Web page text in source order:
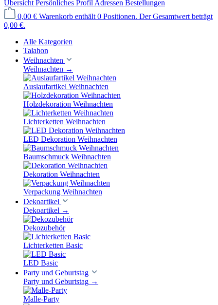
Übersicht Persönliches Profil Adressen Bestellungen
0,00 € Warenkorb enthält 0 Positionen. Der Gesamtwert beträgt
0,00 €.
Alle Kategorien
Talahon
Weihnachten
Weihnachten →
Auslaufartikel Weihnachten
Holzdekoration Weihnachten
Lichterketten Weihnachten
LED Dekoration Weihnachten
Baumschmuck Weihnachten
Dekoration Weihnachten
Verpackung Weihnachten
Dekoartikel
Dekoartikel →
Dekozubehör
Lichterketten Basic
LED Basic
Party und Geburtstag
Party und Geburtstag →
Malle-Party